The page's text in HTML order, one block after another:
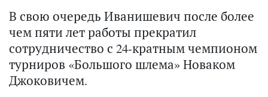
В свою очередь Иванишевич после более
чем пяти лет работы прекратил
сотрудничество с 24-кратным чемпионом
турниров «Большого шлема» Новаком
Джоковичем.